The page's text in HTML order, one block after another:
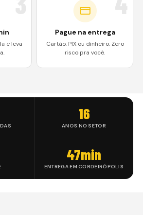
e leva
Pague na entrega
Cartão, PIX ou dinheiro. Zero
risco pra você.
16
ANOS NO SETOR
47min
ENTREGA EM CORDEIRÓPOLIS